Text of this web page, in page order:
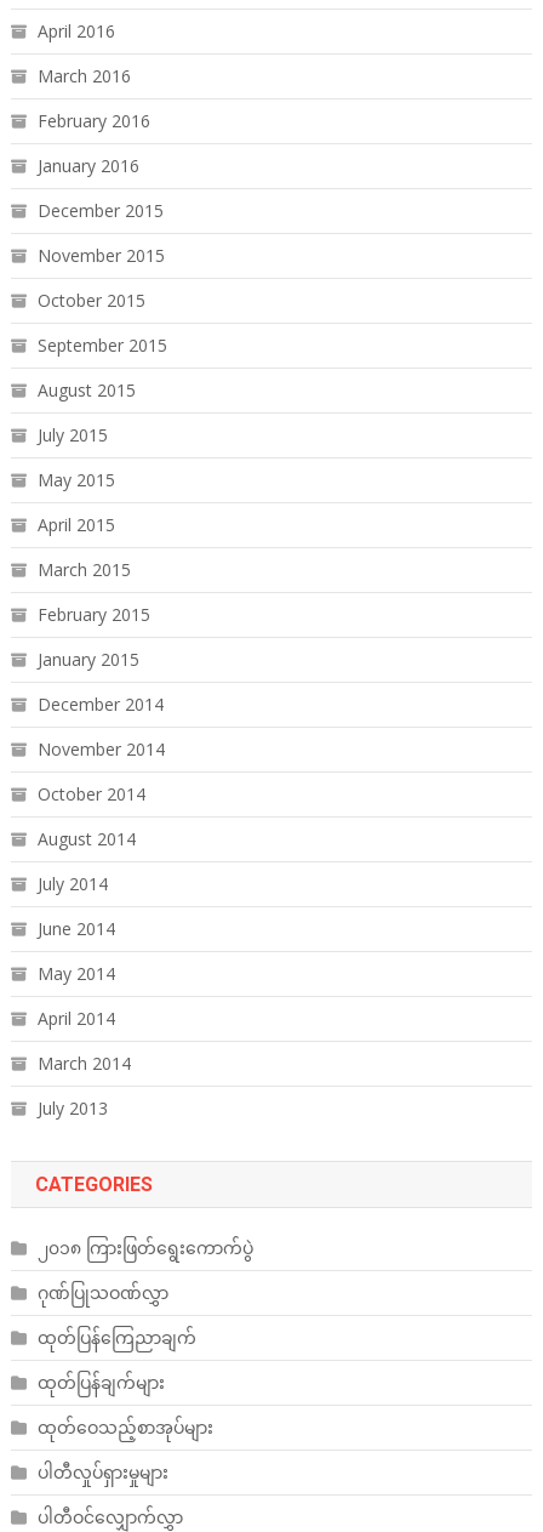
April 2016
March 2016
February 2016
January 2016
December 2015
November 2015
October 2015
September 2015
August 2015
July 2015
May 2015
April 2015
March 2015
February 2015
January 2015
December 2014
November 2014
October 2014
August 2014
July 2014
June 2014
May 2014
April 2014
March 2014
July 2013
CATEGORIES
၂၀၁၈ ကြားဖြတ်ရွေးကောက်ပွဲ
ဂုဏ်ပြုသဝဏ်လွှာ
ထုတ်ပြန်ကြေညာချက်
ထုတ်ပြန်ချက်များ
ထုတ်ဝေသည့်စာအုပ်များ
ပါတီလှုပ်ရှားမှုများ
ပါတီဝင်လျှောက်လွှာ